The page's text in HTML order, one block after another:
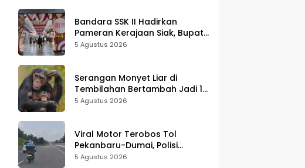
Bandara SSK II Hadirkan
Pameran Kerajaan Siak, Bupati
Afni: Jadi Ruang Edukasi
5 Agustus 2026
Serangan Monyet Liar di
Tembilahan Bertambah Jadi 16
Korban, DPKP Bantah Video
5 Agustus 2026
Viral Motor Terobos Tol
Pekanbaru-Dumai, Polisi
Ungkap Pengendara Alami
5 Agustus 2026